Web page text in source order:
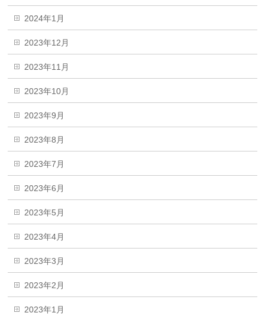
2024年1月
2023年12月
2023年11月
2023年10月
2023年9月
2023年8月
2023年7月
2023年6月
2023年5月
2023年4月
2023年3月
2023年2月
2023年1月